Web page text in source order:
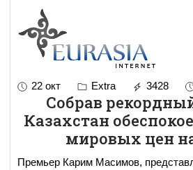
22 окт Extra 3428
Собрав
Казахстан
мировых цен
Премьер Карим Масимов,